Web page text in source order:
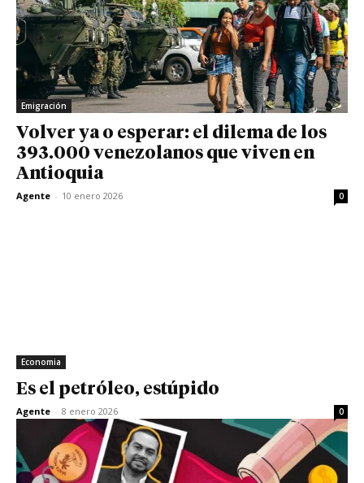
Emigración
Volver ya o esperar: el dilema de los
393.000 venezolanos que viven en
Antioquia
Agente - 10 enero 2026 0
Economia
Es el petróleo, estúpido
Agente - 8 enero 2026 0